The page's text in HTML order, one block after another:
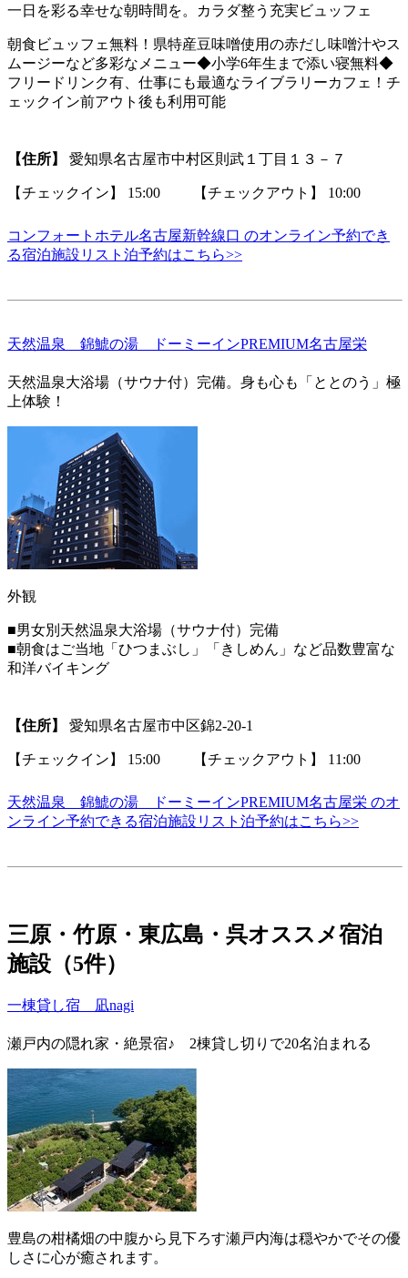
一日を彩る幸せな朝時間を。カラダ整う充実ビュッフェ
朝食ビュッフェ無料！県特産豆味噌使用の赤だし味噌汁やス
ムージーなど多彩なメニュー◆小学6年生まで添い寝無料◆
フリードリンク有、仕事にも最適なライブラリーカフェ！チ
ェックイン前アウト後も利用可能
【住所】 愛知県名古屋市中村区則武１丁目１３－７
【チェックイン】 15:00 【チェックアウト】 10:00
コンフォートホテル名古屋新幹線口 のオンライン予約でき
る宿泊施設リスト泊予約はこちら>>
天然温泉 錦鯱の湯 ドーミーインPREMIUM名古屋栄
天然温泉大浴場（サウナ付）完備。身も心も「ととのう」極
上体験！
外観
■男女別天然温泉大浴場（サウナ付）完備
■朝食はご当地「ひつまぶし」「きしめん」など品数豊富な
和洋バイキング
【住所】 愛知県名古屋市中区錦2-20-1
【チェックイン】 15:00 【チェックアウト】 11:00
天然温泉 錦鯱の湯 ドーミーインPREMIUM名古屋栄 のオ
ンライン予約できる宿泊施設リスト泊予約はこちら>>
三原・竹原・東広島・呉オススメ宿泊
施設（5件）
一棟貸し宿 凪nagi
瀬戸内の隠れ家・絶景宿♪ 2棟貸し切りで20名泊まれる
豊島の柑橘畑の中腹から見下ろす瀬戸内海は穏やかでその優
しさに心が癒されます。